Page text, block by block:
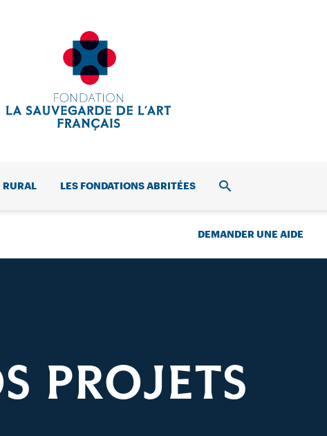
RURAL LES FONDATIONS ABRITÉES RECHERCHE
DEMANDER UNE AIDE
PROJETS